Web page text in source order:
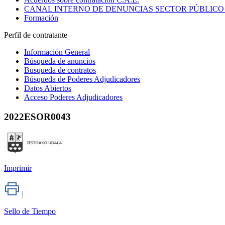
CANAL INTERNO DE DENUNCIAS SECTOR
Formación
Perfil de contratante
Información General
Búsqueda de anuncios
Busqueda de contratos
Búsqueda de Poderes Adjudicadores
Datos Abiertos
Acceso Poderes Adjudicadores
2022ESOR0043
Imprimir
|
Sello de Tiempo